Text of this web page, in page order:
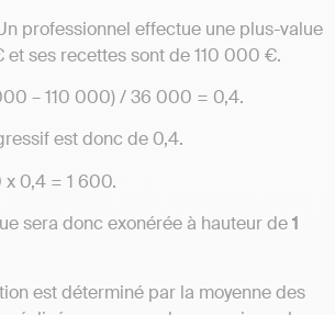
professionnel effectue une plus-value
ses recettes sont de 110 000 €.
– 110 000) / 36 000 = 0,4.
est donc de 0,4.
0,4 = 1 600.
sera donc exonérée à hauteur de1
est déterminé par la moyenne des